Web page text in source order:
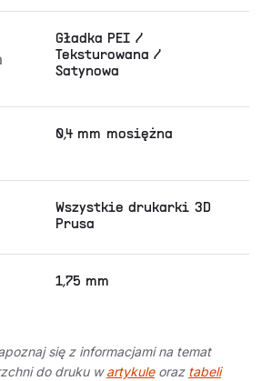
Gładka PEI /
Teksturowana /
Satynowa
0,4 mm mosiężna
Wszystkie drukarki 3D
Prusa
1,75 mm
się z informacjami na temat
do druku wartykuleoraz tabeli